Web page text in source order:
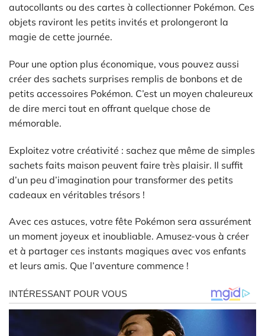
autocollants ou des cartes à collectionner Pokémon. Ces
objets raviront les petits invités et prolongeront la
magie de cette journée.
Pour une option plus économique, vous pouvez aussi
créer des sachets surprises remplis de bonbons et de
petits accessoires Pokémon. C’est un moyen chaleureux
de dire merci tout en offrant quelque chose de
mémorable.
Exploitez votre créativité : sachez que même de simples
sachets faits maison peuvent faire très plaisir. Il suffit
d’un peu d’imagination pour transformer des petits
cadeaux en véritables trésors !
Avec ces astuces, votre fête Pokémon sera assurément
un moment joyeux et inoubliable. Amusez-vous à créer
et à partager ces instants magiques avec vos enfants
et leurs amis. Que l’aventure commence !